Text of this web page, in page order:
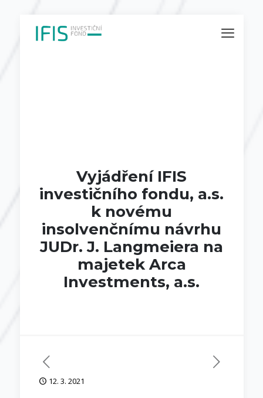
Vyjádření IFIS
investičního fondu, a.s.
k novému
insolvenčnímu návrhu
JUDr. J. Langmeiera na
majetek Arca
Investments, a.s.
12. 3. 2021